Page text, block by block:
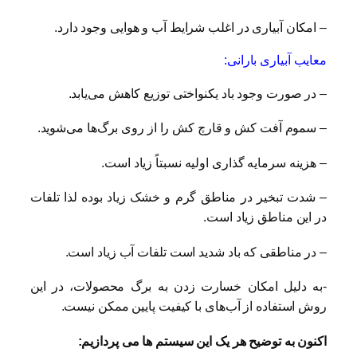
– امکان آبیاری در اغلب شرایط آب و هوایی وجود دارد.
معایب آبیاری بارانی:
– در صورت وجود باد یکنواختی توزیع کاهش می‌یابد.
– سموم آفت کش و قارچ کش را از روی برگ‌ها می‌شوید.
– هزینه سرمایه گذاری اولیه نسبتاً زیاد است.
– شدت تبخیر در مناطق گرم و خشک زیاد بوده لذا تلفات
در این مناطق زیاد است.
– در مناطقی که باد شدید است تلفات آب زیاد است.
-به دلیل امکان خسارت زدن به برگ محصولات، در این
روش استفاده از آب‌های با کیفیت پایین ممکن نیست.
اکنون به توضیح هر یک این سیستم ها می پردازیم: